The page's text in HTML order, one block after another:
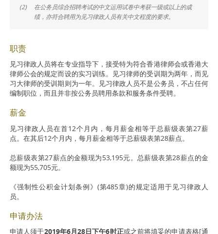
(2)
在公务员综合招聘考试的中文运用试卷中考获一级或以上的成
绩，亦符合聘用为见习律政人员有关中文程度的要求。
职责
见习律政人员将在专业指导下，接受特为符合香港律师会或香港大
律师公会的规定而设的实习训练。见习律师的受训期为两年，而见
习大律师的受训期则为一年。见习律政人员不是公务员，不占任何
编制职位，而且并非按公务员聘用条款和服务条件受聘。
薪金
见习律政人员在首12个月内，每月薪金相等于总薪级表第27薪
点。在其后12个月内，每月薪金相等于总薪级表第28薪点。
总薪级表第27薪点的金额现为53,195元。总薪级表第28薪点的金
额现为55,705元。
《强制性公积金计划条例》(第485章)的规定适用于见习律政人
员。
申请办法
申请人须于2019年6月28日下午6时正或之前将填妥的申请表格[通